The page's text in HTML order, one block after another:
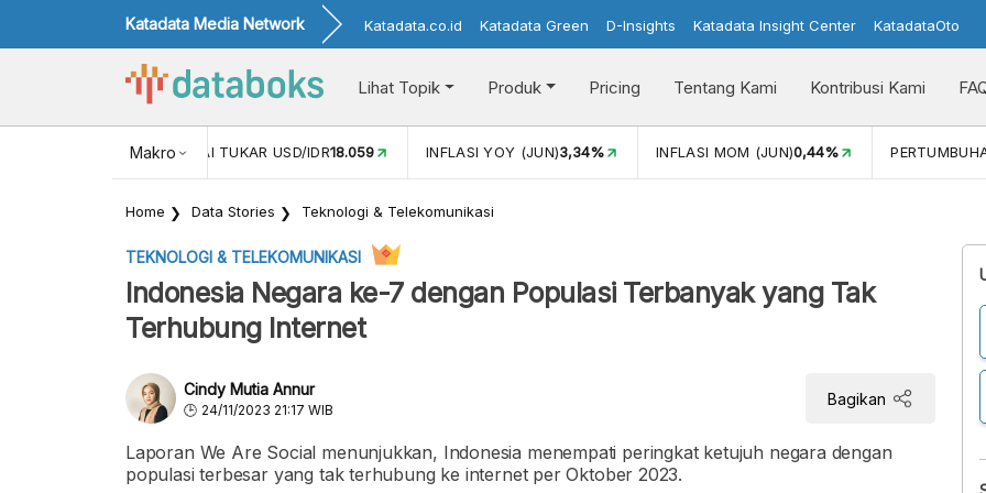
Katadata Media Network Katadata.co.id Katadata Green D-Insights Katadata Insight Center KatadataOto
Lihat Topik Produk Pricing Tentang Kami Kontribusi Kami
Makro
NILAI TUKAR USD/IDR18.059 INFLASI YOY (JUN)3,34% INFLASI MOM (JUN)0,44% PERTUMBUHAN
Home Data Stories Teknologi & Telekomunikasi
TEKNOLOGI & TELEKOMUNIKASI
Indonesia Negara ke-7 dengan Populasi Terbanyak yang Tak
Terhubung Internet
Cindy Mutia Annur
24/11/2023 21:17 WIB
Bagikan
Laporan We Are Social menunjukkan, Indonesia menempati peringkat ketujuh negara dengan
populasi terbesar yang tak terhubung ke internet per Oktober 2023.